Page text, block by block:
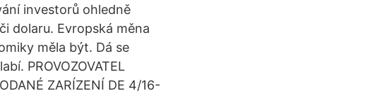
investorů ohledně
dolaru. Evropská měna
měla být. Dá se
PROVOZOVATEL
ZARÍZENÍ DE 4/16-